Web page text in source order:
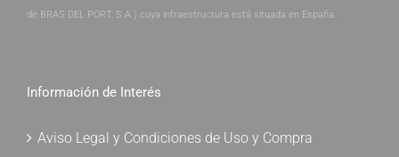
de BRAS DEL PORT, S.A.) cuya infraestructura está situada en España.
Información de Interés
Aviso Legal y Condiciones de Uso y Compra